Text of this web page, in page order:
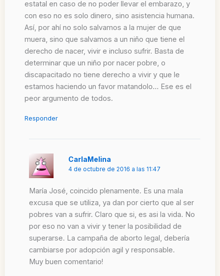
estatal en caso de no poder llevar el embarazo, y
con eso no es solo dinero, sino asistencia humana.
Así, por ahí no solo salvamos a la mujer de que
muera, sino que salvamos a un niño que tiene el
derecho de nacer, vivir e incluso sufrir. Basta de
determinar que un niño por nacer pobre, o
discapacitado no tiene derecho a vivir y que le
estamos haciendo un favor matandolo… Ese es el
peor argumento de todos.
Responder
CarlaMelina
4 de octubre de 2016 a las 11:47
María José, coincido plenamente. Es una mala
excusa que se utiliza, ya dan por cierto que al ser
pobres van a sufrir. Claro que si, es asi la vida. No
por eso no van a vivir y tener la posibilidad de
superarse. La campaña de aborto legal, debería
cambiarse por adopción agil y responsable.
Muy buen comentario!